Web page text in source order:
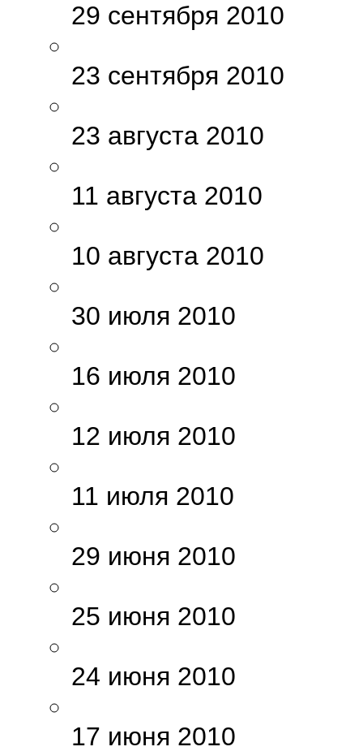
29 сентября 2010
23 сентября 2010
23 августа 2010
11 августа 2010
10 августа 2010
30 июля 2010
16 июля 2010
12 июля 2010
11 июля 2010
29 июня 2010
25 июня 2010
24 июня 2010
17 июня 2010